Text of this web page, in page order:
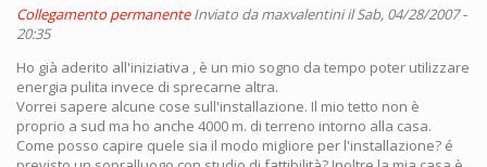
Collegamento permanente Inviato damaxvalentiniil Sab, 04/28/2007 -
20:35
Ho già aderito all'iniziativa , è un mio sogno da tempo poter utilizzare
energia pulita invece di sprecarne altra.
Vorrei sapere alcune cose sull'installazione. Il mio tetto non è
proprio a sud ma ho anche 4000 m. di terreno intorno alla casa.
Come posso capire quele sia il modo migliore per l'installazione? é